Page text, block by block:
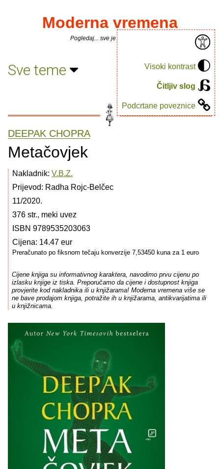
Visoki kontrast
Čitljiv slog
Podcrtane poveznice
Moderna vremena
Pogledaj... sve je puno knjiga.
Sve teme
DEEPAK CHOPRA
Metačovjek
Nakladnik: V.B.Z.
Prijevod: Radha Rojc-Belčec
11/2020.
376 str., meki uvez
ISBN 9789535203063
Cijena: 14.47 eur
Preračunato po fiksnom tečaju konverzije 7,53450 kuna za 1 euro
Cijene knjiga su informativnog karaktera, navodimo prvu cijenu po
izlasku knjige iz tiska. Preporučamo da cijene i dostupnost knjiga
provjerite kod nakladnika ili u knjižarama! Moderna vremena više se
ne bave prodajom knjiga, potražite ih u knjižarama, antikvarijatima ili
u knjižnicama.